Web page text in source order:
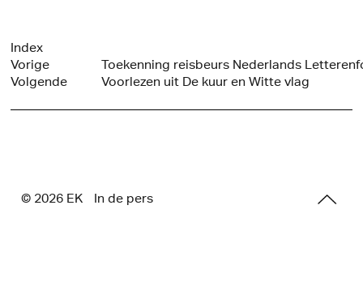
Index
Vorige
Toekenning reisbeurs Nederlands
Volgende
Voorlezen uit De kuur en Witte vlag
© 2026 EK In de pers